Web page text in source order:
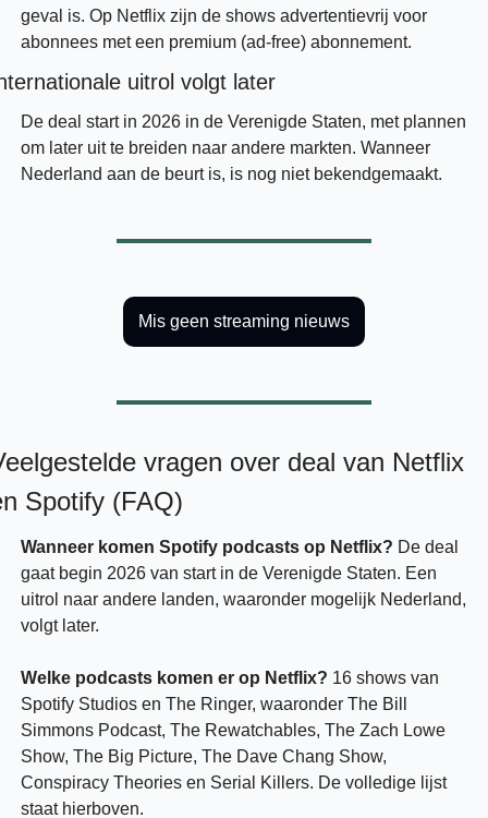
geval is. Op Netflix zijn de shows advertentievrij voor
abonnees met een premium (ad-free) abonnement.
uitrol volgt later
De deal start in 2026 in de Verenigde Staten, met plannen
om later uit te breiden naar andere markten. Wanneer
Nederland aan de beurt is, is nog niet bekendgemaakt.
Mis geen streaming nieuws
vragen over deal van Netflix
Spotify (FAQ)
Wanneer komen Spotify podcasts op Netflix? De deal
gaat begin 2026 van start in de Verenigde Staten. Een
uitrol naar andere landen, waaronder mogelijk Nederland,
volgt later.
Welke podcasts komen er op Netflix? 16 shows van
Spotify Studios en The Ringer, waaronder The Bill
Simmons Podcast, The Rewatchables, The Zach Lowe
Show, The Big Picture, The Dave Chang Show,
Conspiracy Theories en Serial Killers. De volledige lijst
staat hierboven.